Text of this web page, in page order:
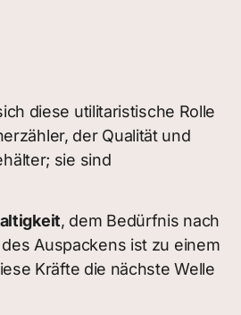
diese utilitaristische Rolle
der Qualität und
sie sind
, dem Bedürfnis nach
Auspackens ist zu einem
Kräfte die nächste Welle